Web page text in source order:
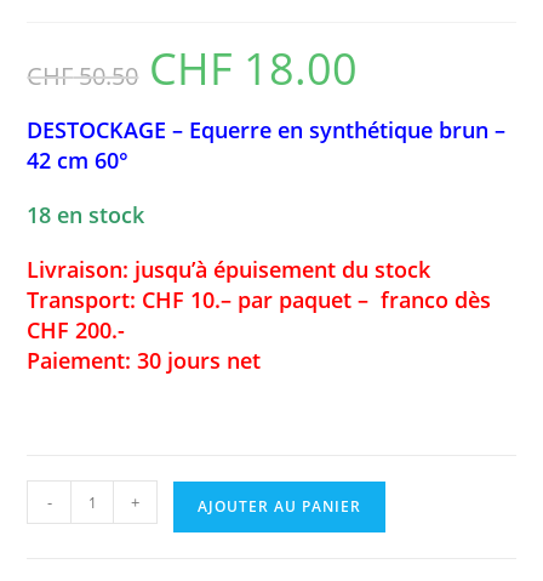
CHF50.50
Le
prix
initial
CHF 50.50.
CHF 18.00
CHF 18.00.
DESTOCKAGE – Equerre en synthétique brun –
42 cm 60°
18 en stock
Livraison: jusqu’à épuisement du stock
Transport: CHF 10.– par paquet – franco dès
CHF 200.-
Paiement: 30 jours net
quantité
de
- + AJOUTER AU PANIER